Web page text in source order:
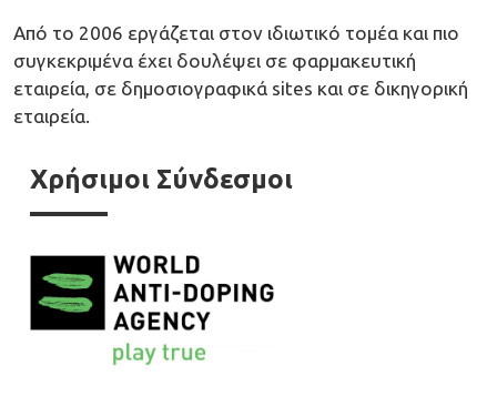
Από το 2006 εργάζεται στον ιδιωτικό τομέα και πιο
συγκεκριμένα έχει δουλέψει σε φαρμακευτική
εταιρεία, σε δημοσιογραφικά sites και σε δικηγορική
εταιρεία.
Χρήσιμοι Σύνδεσμοι